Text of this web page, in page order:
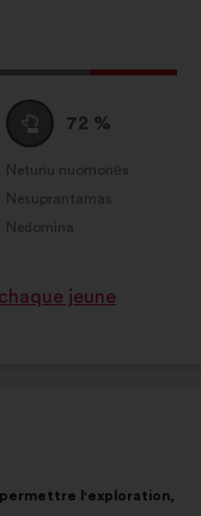
Susilaikau
:
72 %
Neturiu nuomonės
:kartų
Nesuprantamas
:kartų
Nedomina
:kartų
jeune
l'exploration,